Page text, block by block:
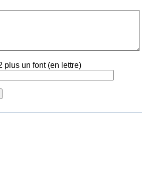
plus un font (en lettre)